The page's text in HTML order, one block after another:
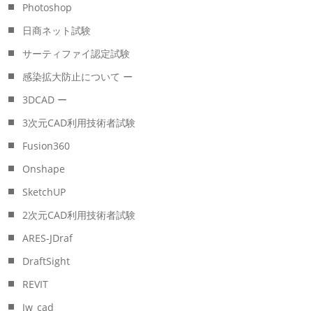
Photoshop
日商ネット試験
サーティファイ認定試験
感染拡大防止について ー
3DCAD ー
3次元CAD利用技術者試験
Fusion360
Onshape
SketchUP
2次元CAD利用技術者試験
ARES-JDraf
DraftSight
REVIT
Jw_cad